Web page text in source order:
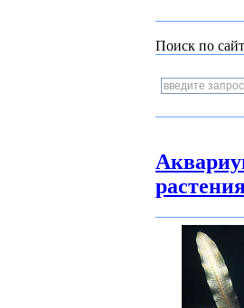
Поиск по